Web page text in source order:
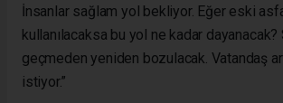
İnsanlar sağlam yol bekliyor. Eğer eski
kullanılacaksa bu yol ne kadar dayanacak?
geçmeden yeniden bozulacak. Vatandaş
istiyor.”